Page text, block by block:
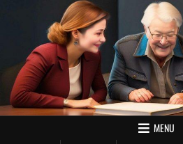
content
MENU